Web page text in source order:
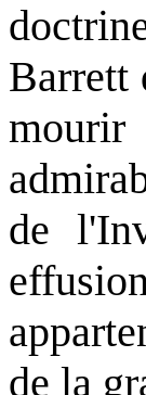
Barrett
de
de la